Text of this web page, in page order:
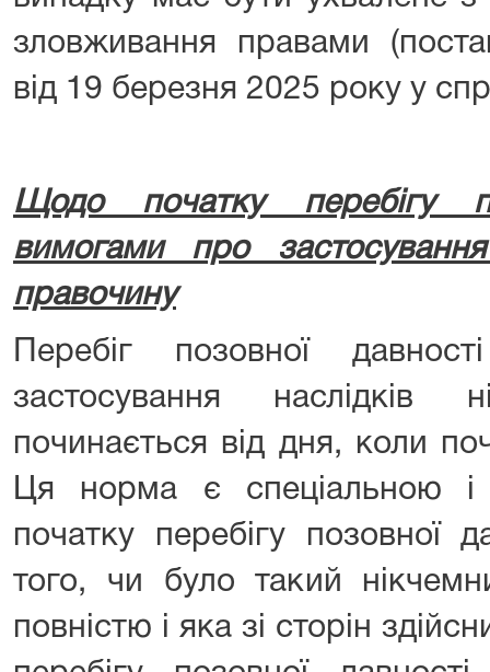
зловживання правами
від 19 березня 2025 року у
Щодо початку перебігу
вимогами про застосування
правочину
Перебіг позовної
застосування наслідків
починається від дня, коли
Ця норма є спеціальною і
початку перебігу позовної
того, чи було такий
повністю і яка зі сторін